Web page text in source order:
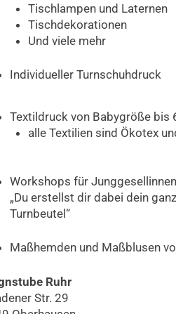
Tischlampen und Laternen
Tischdekorationen
Und viele mehr
Individueller Turnschuhdruck
Textildruck von Babygröße bis
alle Textilien sind Ökotex
Workshops für
„Du erstellst dir dabei dein
Turnbeutel“
Maßhemden und Maßblusen
Ruhr
Str. 29